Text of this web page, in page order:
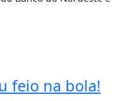
feio na bola!